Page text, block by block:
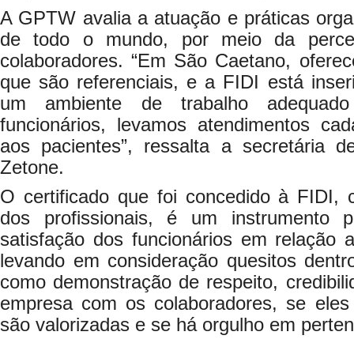
A GPTW avalia a atuação e práticas
de todo o mundo, por meio da
colaboradores. “Em São Caetano,
que são referenciais, e a FIDI está
um ambiente de trabalho
funcionários, levamos atendimentos
aos pacientes”, ressalta a secretária
Zetone.
O certificado que foi concedido à FIDI,
dos profissionais, é um instrumento
satisfação dos funcionários em relação
levando em consideração quesitos
como demonstração de respeito,
empresa com os colaboradores, se
são valorizadas e se há orgulho em